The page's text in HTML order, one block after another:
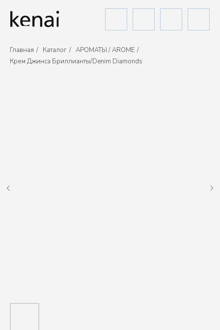
Главная / Каталог / АРОМАТЫ / AROME /
Крем Джинса Бриллианты/Denim Diamonds